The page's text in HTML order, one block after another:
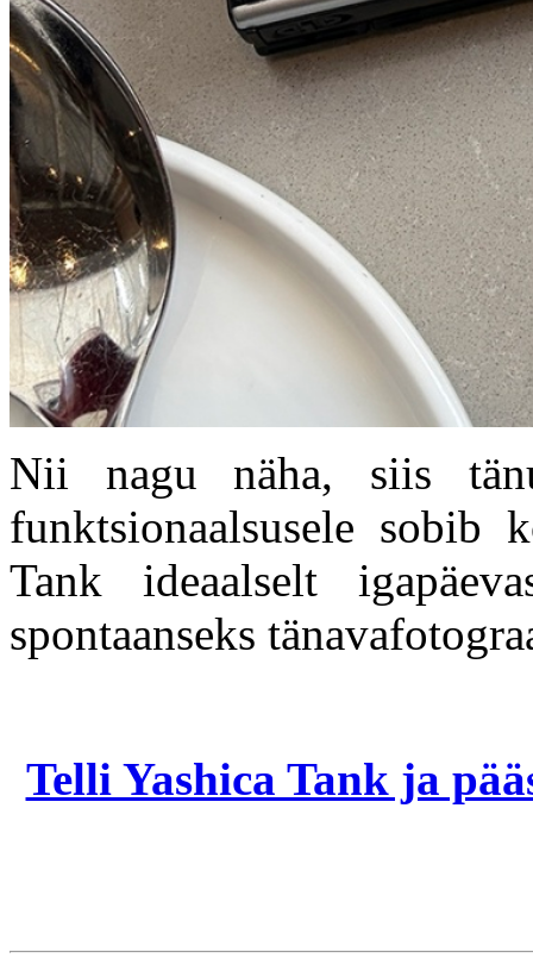
Nii nagu näha, siis
funktsionaalsusele sobib
Tank ideaalselt
spontaanseks
Telli Yashica Tank ja